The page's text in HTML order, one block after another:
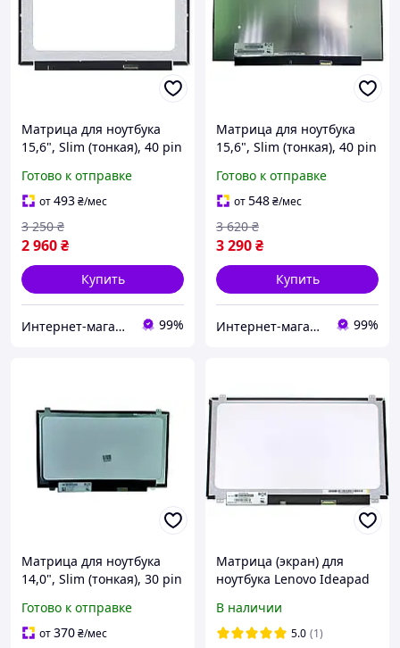
Матрица для ноутбука
15,6", Slim (тонкая), 40 pin
1920x1080, Светодиодная
(LED), без креплений,
глянцевая,
Готово к отправке
от493₴/мес
2 960₴
3 250 ₴
Купить
Интернет-магазин "SmartPart" 99%
Матрица для ноутбука
15,6", Slim (тонкая), 40 pin
Светодиодная (LED), ADS,
без креплений, матовая,
Готово к отправке
от548₴/мес
3 290₴
3 620 ₴
Купить
Интернет-магазин "SmartPart" 99%
Матрица для ноутбука
14,0", Slim (тонкая), 30 pin
1920x1080, Светодиодная
(LED), крепления сверху/
Готово к отправке
от370₴/мес
Матрица (экран) для
ноутбука Lenovo Ideapad
В наличии
5.0 (1)